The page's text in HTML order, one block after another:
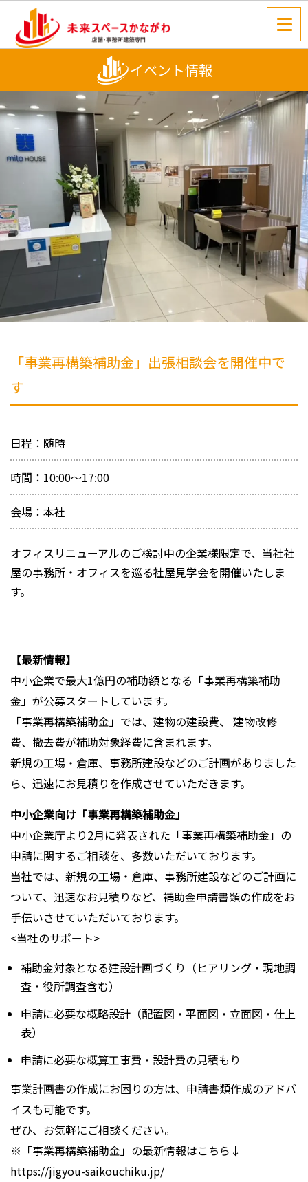
イベント情報
「事業再構築補助金」出張相談会を開催中で
す
日程：随時
時間：10:00～17:00
会場：本社
オフィスリニューアルのご検討中の企業様限定で、当社社
屋の事務所・オフィスを巡る社屋見学会を開催いたしま
す。
【最新情報】
中小企業で最大1億円の補助額となる「事業再構築補助
金」が公募スタートしています。
「事業再構築補助金」では、建物の建設費、 建物改修
費、撤去費が補助対象経費に含まれます。
新規の工場・倉庫、事務所建設などのご計画がありました
ら、迅速にお見積りを作成させていただきます。
中小企業向け「事業再構築補助金」
中小企業庁より2月に発表された「事業再構築補助金」の
申請に関するご相談を、多数いただいております。
当社では、新規の工場・倉庫、事務所建設などのご計画に
ついて、迅速なお見積りなど、補助金申請書類の作成をお
手伝いさせていただいております。
<当社のサポート>
補助金対象となる建設計画づくり（ヒアリング・現地調
査・役所調査含む）
申請に必要な概略設計（配置図・平面図・立面図・仕上
表）
申請に必要な概算工事費・設計費の見積もり
事業計画書の作成にお困りの方は、申請書類作成のアドバ
イスも可能です。
ぜひ、お気軽にご相談ください。
※「事業再構築補助金」の最新情報はこちら↓
https://jigyou-saikouchiku.jp/